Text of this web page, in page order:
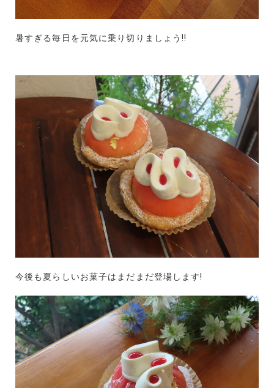
暑すぎる毎日を元気に乗り切りましょう!!
今後も夏らしいお菓子はまだまだ登場します!